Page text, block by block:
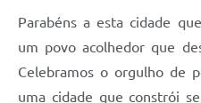
Parabéns a esta cidade
um povo acolhedor que
Celebramos o orgulho de
uma cidade que constrói